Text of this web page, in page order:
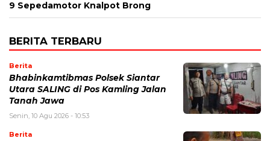
9 Sepedamotor Knalpot Brong
BERITA TERBARU
Berita
Bhabinkamtibmas Polsek Siantar
Utara SALING di Pos Kamling Jalan
Tanah Jawa
Senin, 10 Agu 2026 - 10:53
Berita